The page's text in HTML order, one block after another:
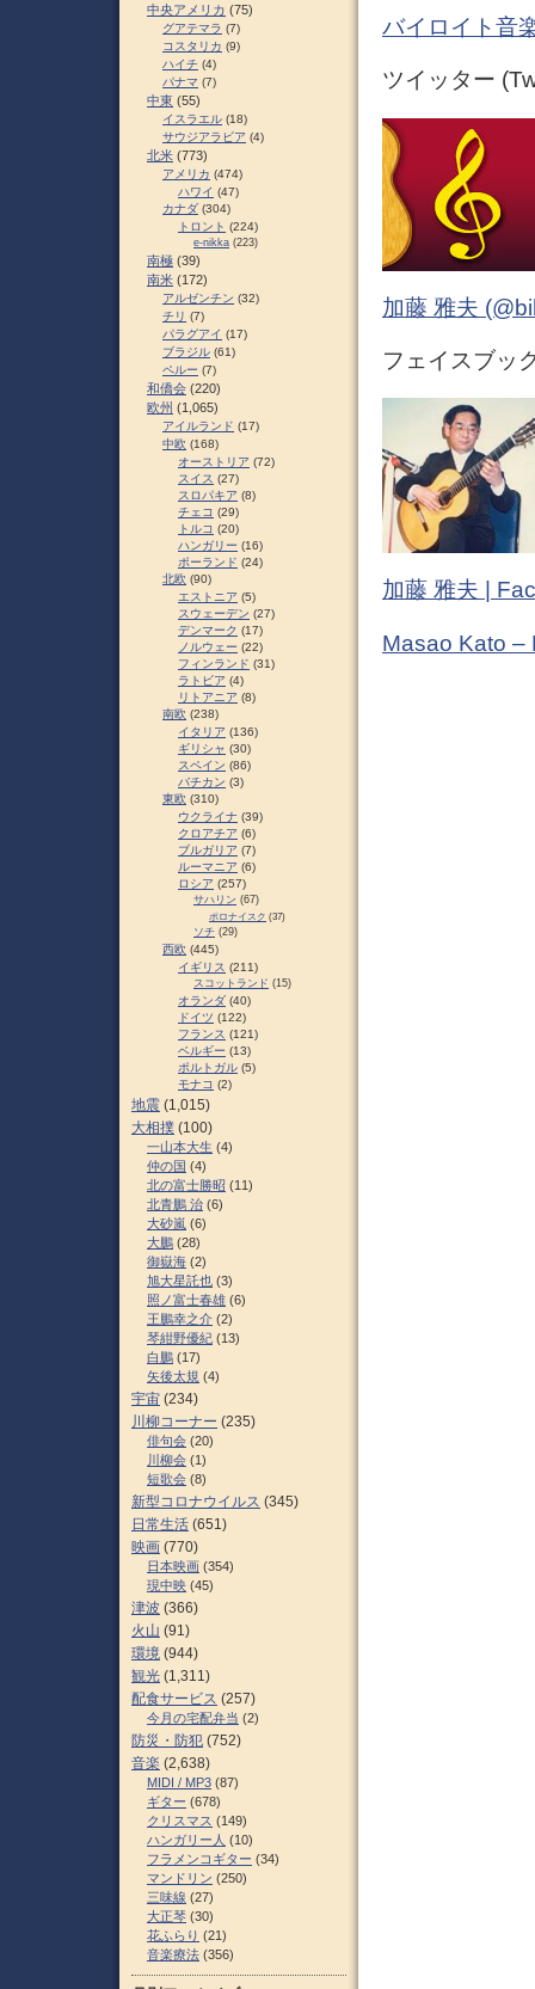
バイロイト音
ツイッター
加藤 雅夫
フェイスブッ
加藤 雅夫 |
Masao Kato –
中央アメリカ (75)
グアテマラ (7)
コスタリカ (9)
ハイチ (4)
パナマ (7)
中東 (55)
イスラエル (18)
サウジアラビア (4)
北米 (773)
アメリカ (474)
ハワイ (47)
カナダ (304)
トロント (224)
e-nikka (223)
南極 (39)
南米 (172)
アルゼンチン (32)
チリ (7)
パラグアイ (17)
ブラジル (61)
ペルー (7)
和僑会 (220)
欧州 (1,065)
アイルランド (17)
中欧 (168)
オーストリア (72)
スイス (27)
スロパキア (8)
チェコ (29)
トルコ (20)
ハンガリー (16)
ポーランド (24)
北欧 (90)
エストニア (5)
スウェーデン (27)
デンマーク (17)
ノルウェー (22)
フィンランド (31)
ラトビア (4)
リトアニア (8)
南欧 (238)
イタリア (136)
ギリシャ (30)
スペイン (86)
バチカン (3)
東欧 (310)
ウクライナ (39)
クロアチア (6)
ブルガリア (7)
ルーマニア (6)
ロシア (257)
サハリン (67)
ポロナイスク (37)
ソチ (29)
西欧 (445)
イギリス (211)
スコットランド (15)
オランダ (40)
ドイツ (122)
フランス (121)
ベルギー (13)
ポルトガル (5)
モナコ (2)
地震 (1,015)
大相撲 (100)
一山本大生 (4)
仲の国 (4)
北の富士勝昭 (11)
北青鵬 治 (6)
大砂嵐 (6)
大鵬 (28)
御嶽海 (2)
旭大星託也 (3)
照ノ富士春雄 (6)
王鵬幸之介 (2)
琴紺野優紀 (13)
白鵬 (17)
矢後太規 (4)
宇宙 (234)
川柳コーナー (235)
俳句会 (20)
川柳会 (1)
短歌会 (8)
新型コロナウイルス (345)
日常生活 (651)
映画 (770)
日本映画 (354)
現中映 (45)
津波 (366)
火山 (91)
環境 (944)
観光 (1,311)
配食サービス (257)
今月の宅配弁当 (2)
防災・防犯 (752)
音楽 (2,638)
MIDI / MP3 (87)
ギター (678)
クリスマス (149)
ハンガリー人 (10)
フラメンコギター (34)
マンドリン (250)
三味線 (27)
大正琴 (30)
花ふらり (21)
音楽療法 (356)